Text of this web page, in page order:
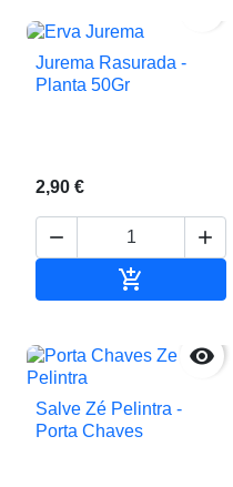
Jurema Rasurada -
Planta 50Gr
2,90 €
 


Salve Zé Pelintra -
Porta Chaves